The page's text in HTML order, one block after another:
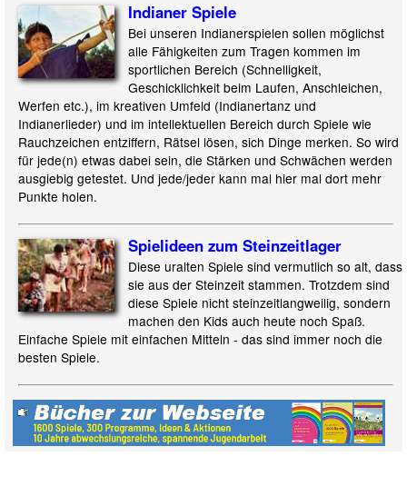
Indianer Spiele
Bei unseren Indianerspielen sollen möglichst
alle Fähigkeiten zum Tragen kommen im
sportlichen Bereich (Schnelligkeit,
Geschicklichkeit beim Laufen, Anschleichen,
Werfen etc.), im kreativen Umfeld (Indianertanz und
Indianerlieder) und im intellektuellen Bereich durch Spiele wie
Rauchzeichen entziffern, Rätsel lösen, sich Dinge merken. So wird
für jede(n) etwas dabei sein, die Stärken und Schwächen werden
ausgiebig getestet. Und jede/jeder kann mal hier mal dort mehr
Punkte holen.
Spielideen zum Steinzeitlager
Diese uralten Spiele sind vermutlich so alt, dass
sie aus der Steinzeit stammen. Trotzdem sind
diese Spiele nicht steinzeitlangweilig, sondern
machen den Kids auch heute noch Spaß.
Einfache Spiele mit einfachen Mitteln - das sind immer noch die
besten Spiele.